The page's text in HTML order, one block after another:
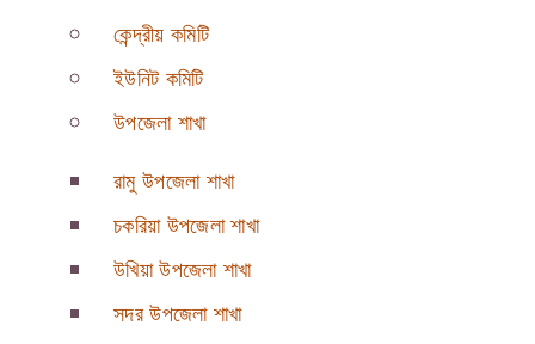
কেন্দ্রীয় কমিটি
ইউনিট কমিটি
উপজেলা শাখা
রামু উপজেলা শাখা
চকরিয়া উপজেলা শাখা
উখিয়া উপজেলা শাখা
সদর উপজেলা শাখা